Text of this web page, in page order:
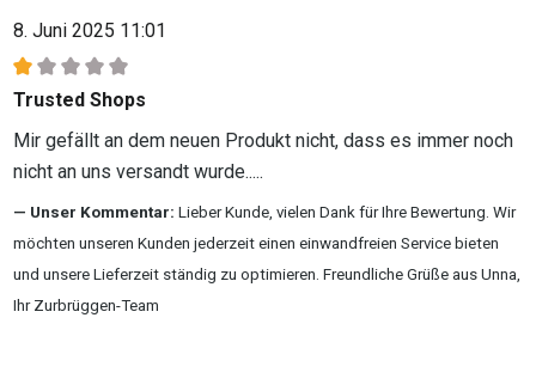
8. Juni 2025 11:01
Bewertung mit 1 von 5 Sternen
Trusted Shops
Mir gefällt an dem neuen Produkt nicht, dass es immer noch
nicht an uns versandt wurde.....
Unser Kommentar: Lieber Kunde, vielen Dank für Ihre Bewertung. Wir
möchten unseren Kunden jederzeit einen einwandfreien Service bieten
und unsere Lieferzeit ständig zu optimieren. Freundliche Grüße aus Unna,
Ihr Zurbrüggen-Team